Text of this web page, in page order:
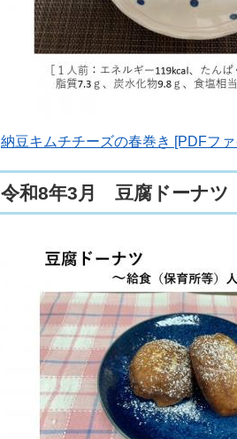
納豆キムチチーズの春巻き [PDFフ
令和8年3月 豆腐ドーナツ